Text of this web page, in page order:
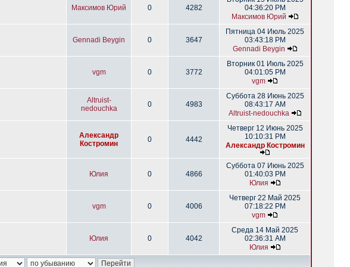
Максимов Юрий 0 4282
04:36:20 PM
Максимов Юрий
Gennadi Beygin 0 3647
Пятница 04 Июль 2025
03:43:18 PM
Gennadi Beygin
vgm 0 3772
Вторник 01 Июль 2025
04:01:05 PM
vgm
Altruist-
nedouchka
0 4983
Суббота 28 Июнь 2025
08:43:17 AM
Altruist-nedouchka
Александр
Костромин
0 4442
Четверг 12 Июнь 2025
10:10:31 PM
Александр Костромин
Юлия 0 4866
Суббота 07 Июнь 2025
01:40:03 PM
Юлия
vgm 0 4006
Четверг 22 Май 2025
07:18:22 PM
vgm
Юлия 0 4042
Среда 14 Май 2025
02:36:31 AM
Юлия